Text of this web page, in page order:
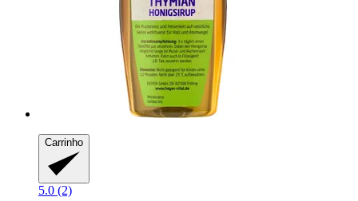
Carrinho
5.0 (2)